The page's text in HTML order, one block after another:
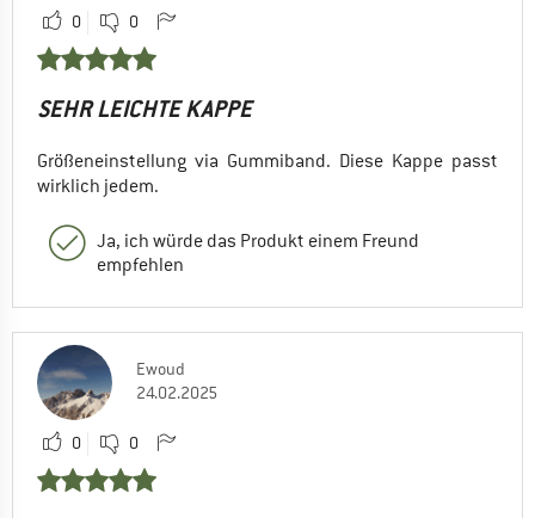
0 0
SEHR LEICHTE KAPPE
Größeneinstellung via Gummiband. Diese Kappe passt
wirklich jedem.
Ja, ich würde das Produkt einem Freund
empfehlen
Ewoud
24.02.2025
0 0